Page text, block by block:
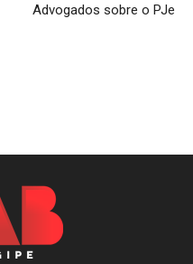
Advogados sobre o PJe